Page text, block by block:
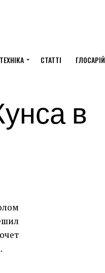
ТЕХНІКА СТАТТІ ГЛОСАРІЙ
в